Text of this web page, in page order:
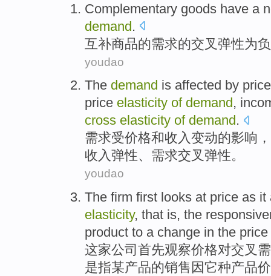
Complementary goods have a
demand.
互补商品的需求的交叉 弹性为
youdao
The demand is affected by price
price elasticity of demand ,
cross elasticity of demand .
需求受价格和收入变动的影响
收入弹性、需求交叉弹性。
youdao
The firm first looks at price as it
elasticity, that is, the
product to a change in the price
这家公司 首先观察价格对交叉
是指某产品的销售 因它种产品